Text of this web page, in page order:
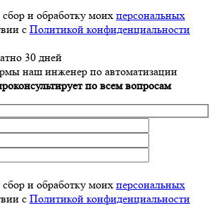
и обработку моих персональных
с Политикой конфиденциальности
30 дней
наш инженер по автоматизации
по всем вопросам
и обработку моих персональных
с Политикой конфиденциальности